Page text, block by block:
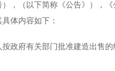
，（以下简称《公告》），
体内容如下：
府有关部门批准建造出售的